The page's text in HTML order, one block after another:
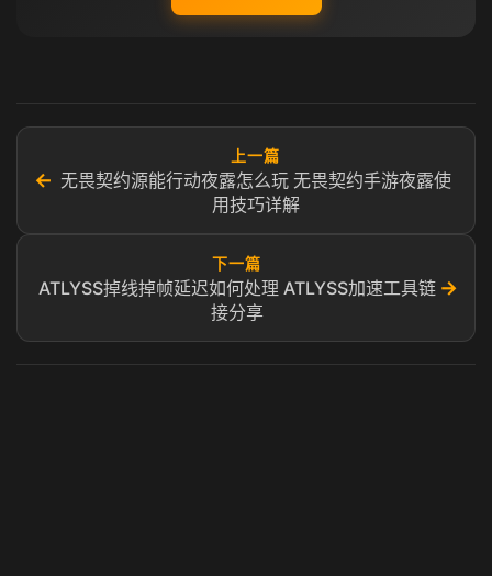
←
上一篇
无畏契约源能行动夜露怎么玩 无畏契约手游夜露使
用技巧详解
下一篇
ATLYSS掉线掉帧延迟如何处理 ATLYSS加速工具链
接分享
→